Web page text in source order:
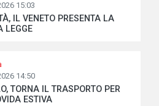
15:03
IL VENETO PRESENTA LA
LEGGE
14:50
TORNA IL TRASPORTO PER
ESTIVA